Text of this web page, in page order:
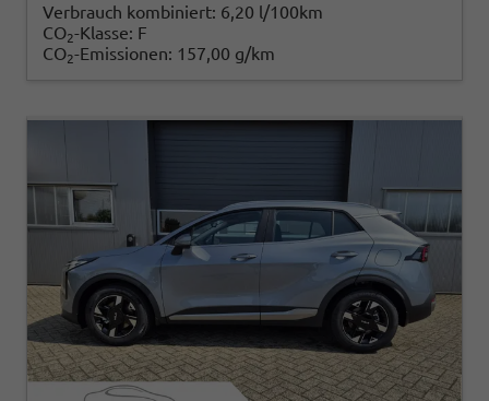
Verbrauch kombiniert: 6,20 l/100km
CO2-Klasse: F
CO2-Emissionen: 157,00 g/km